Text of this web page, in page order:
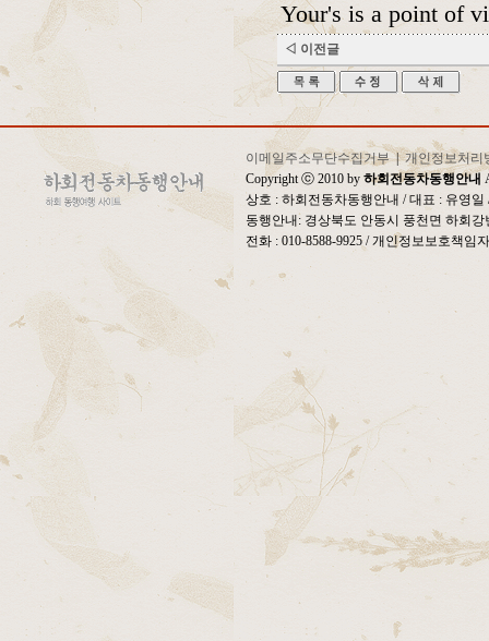
Your's is a point of
◁ 이전글
이메일주소무단수집거부|개인정보처리
Copyright ⓒ 2010 by 하회전동차동행안내
상호 : 하회전동차동행안내 / 대표 : 유영
동행안내: 경상북도 안동시 풍천면 하회
전화 : 010-8588-9925 / 개인정보보호책임